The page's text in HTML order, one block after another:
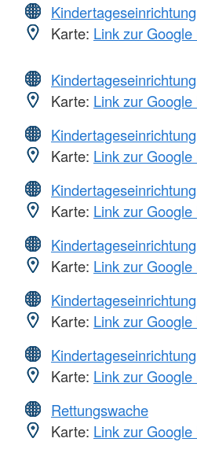
Kindertageseinrichtung
Karte: Link zur
Kindertageseinrichtung
Karte: Link zur
Kindertageseinrichtung
Karte: Link zur
Kindertageseinrichtung
Karte: Link zur
Kindertageseinrichtung
Karte: Link zur
Kindertageseinrichtung
Karte: Link zur
Kindertageseinrichtung
Karte: Link zur
Rettungswache
Karte: Link zur